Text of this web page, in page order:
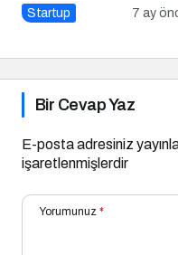
Startup 7 ay
Bir Cevap Yaz
E-posta adresiniz
işaretlenmişlerdir
Yorumunuz *